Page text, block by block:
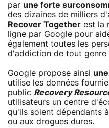
par une forte
des dizaines de milliers
Recover Together est la
ligne par Google pour
également toutes les
d'addiction de tout genre
Google propose ainsi une
utilise les données
public Recovery
utilisateurs un centre
qu'ils soient dépendants
ou aux drogues dures.